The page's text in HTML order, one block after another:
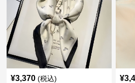
¥3,370 (税込) ¥